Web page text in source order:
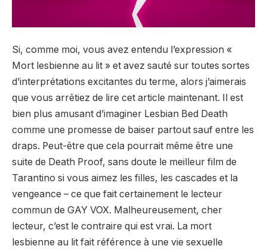
Si, comme moi, vous avez entendu l’expression «
Mort lesbienne au lit » et avez sauté sur toutes sortes
d’interprétations excitantes du terme, alors j’aimerais
que vous arrêtiez de lire cet article maintenant. Il est
bien plus amusant d’imaginer Lesbian Bed Death
comme une promesse de baiser partout sauf entre les
draps. Peut-être que cela pourrait même être une
suite de Death Proof, sans doute le meilleur film de
Tarantino si vous aimez les filles, les cascades et la
vengeance – ce que fait certainement le lecteur
commun de GAY VOX. Malheureusement, cher
lecteur, c’est le contraire qui est vrai. La mort
lesbienne au lit fait référence à une vie sexuelle